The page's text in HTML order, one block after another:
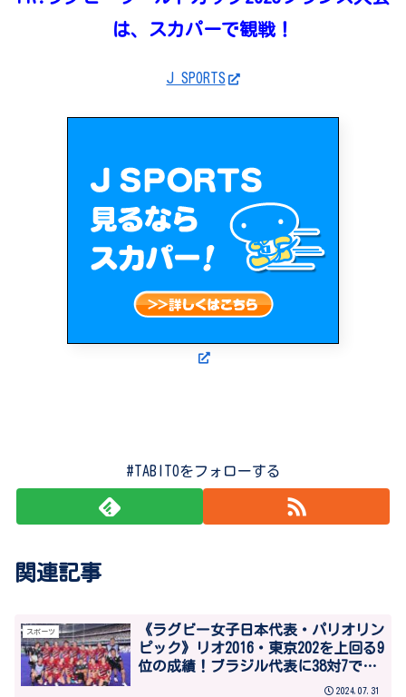
は、スカパーで観戦！
J SPORTS
#TABITOをフォローする
関連記事
スポーツ
《ラグビー女子日本代表・パリオリン
ピック》リオ2016・東京202を上回る9
位の成績！ブラジル代表に38対7で勝
2024.07.31